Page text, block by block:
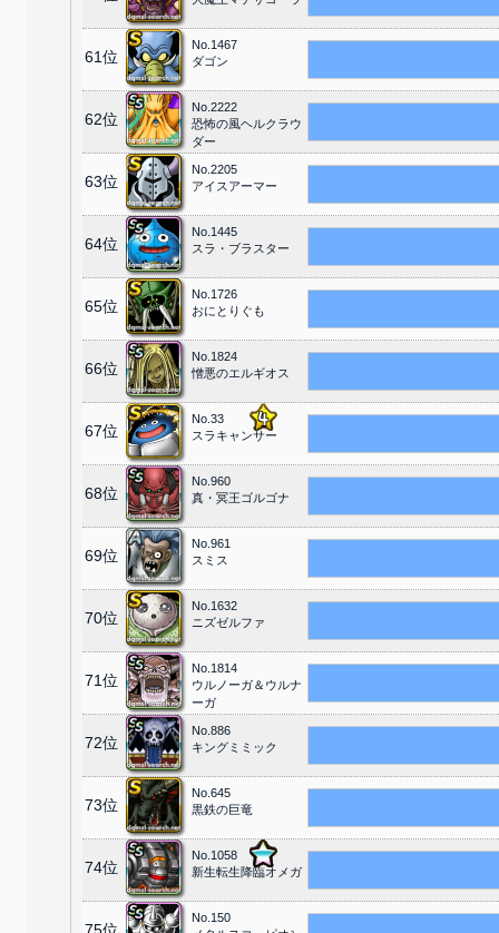
61位
No.1467
ダゴン
62位
No.2222
恐怖の風ヘルクラウ
ダー
63位
No.2205
アイスアーマー
64位
No.1445
スラ・ブラスター
65位
No.1726
おにとりぐも
66位
No.1824
憎悪のエルギオス
67位
No.33
スラキャンサー
68位
No.960
真・冥王ゴルゴナ
69位
No.961
スミス
70位
No.1632
ニズゼルファ
71位
No.1814
ウルノーガ＆ウルナ
ーガ
72位
No.886
キングミミック
73位
No.645
黒鉄の巨竜
74位
No.1058
新生転生降臨オメガ
No.150